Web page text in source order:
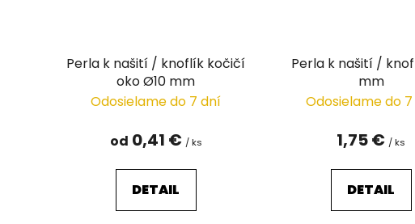
Perla k našití / knoflík kočičí
oko Ø10 mm
Odosielame do 7 dní
od 0,41 € / ks
DETAIL
Perla k našití /
mm
Odosielame do
1,75 € / ks
DETAIL